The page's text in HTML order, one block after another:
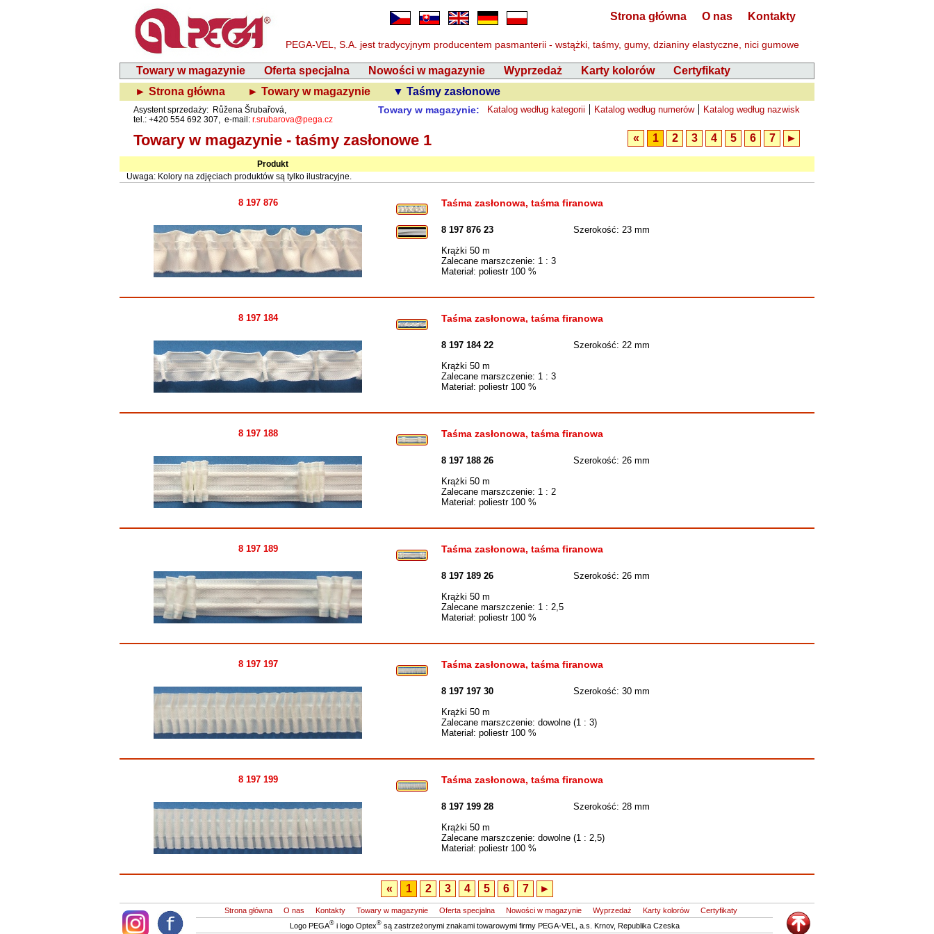
PEGA-VEL, S.A. jest tradycyjnym producentem pasmanterii - wstążki, taśmy, gumy, dzianiny elastyczne, nici gumowe
Kontakty
O nas
Strona główna
Towary w magazynie Oferta specjalna Nowości w magazynie Wyprzedaż Karty kolorów
Certyfikaty
► Strona główna
► Towary w magazynie ▼ Taśmy zasłonowe
Asystent sprzedaży: Růžena Šrubařová,
tel.: +420 554 692 307, e-mail: r.srubarova@pega.cz
Katalog według nazwisk
Katalog według numerów
Katalog według kategorii
Towary w magazynie:
Towary w magazynie - taśmy zasłonowe 1 ►
7
6
5
4
3
2
1
«
Produkt
Uwaga: Kolory na zdjęciach produktów są tylko ilustracyjne.
8 197 876 Taśma zasłonowa, taśma firanowa
8 197 876 23
Szerokość: 23 mm
Krążki 50 m
Zalecane marszczenie: 1 : 3
Materiał: poliestr 100 %
8 197 184 Taśma zasłonowa, taśma firanowa
8 197 184 22
Szerokość: 22 mm
Krążki 50 m
Zalecane marszczenie: 1 : 3
Materiał: poliestr 100 %
8 197 188 Taśma zasłonowa, taśma firanowa
8 197 188 26
Szerokość: 26 mm
Krążki 50 m
Zalecane marszczenie: 1 : 2
Materiał: poliestr 100 %
8 197 189 Taśma zasłonowa, taśma firanowa
8 197 189 26
Szerokość: 26 mm
Krążki 50 m
Zalecane marszczenie: 1 : 2,5
Materiał: poliestr 100 %
8 197 197 Taśma zasłonowa, taśma firanowa
8 197 197 30
Szerokość: 30 mm
Krążki 50 m
Zalecane marszczenie: dowolne (1 : 3)
Materiał: poliestr 100 %
8 197 199 Taśma zasłonowa, taśma firanowa
8 197 199 28
Szerokość: 28 mm
Krążki 50 m
Zalecane marszczenie: dowolne (1 : 2,5)
Materiał: poliestr 100 %
►
7
6
5
4
3
2
1
«
Strona główna O nas Kontakty Towary w magazynie Oferta specjalna Nowości w magazynie Wyprzedaż Karty kolorów
Certyfikaty
Logo PEGA®i logo Optex®są zastrzeżonymi znakami towarowymi firmy PEGA-VEL, a.s. Krnov, Republika Czeska